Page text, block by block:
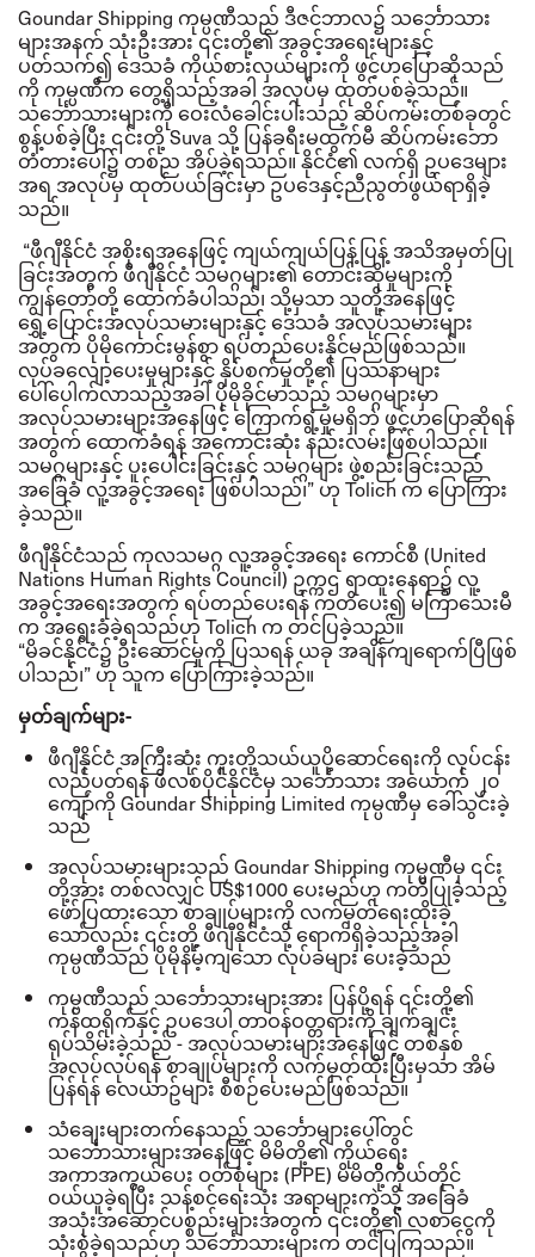
Goundar Shipping ကုမ္ပဏီသည် ဒီဇင်ဘာလ၌ သင်္ဘောသား
များအနက် သုံးဦးအား ၎င်းတို့၏ အခွင့်အရေးများနှင့်
ပတ်သက်၍ ဒေသခံ ကိုယ်စားလှယ်များကို ဖွင့်ဟပြောဆိုသည်
ကို ကုမ္ပဏီက တွေ့ရှိသည့်အခါ အလုပ်မှ ထုတ်ပစ်ခဲ့သည်။
သင်္ဘောသားများကို ဝေးလံခေါင်းပါးသည့် ဆိပ်ကမ်းတစ်ခုတွင်
စွန့်ပစ်ခဲ့ပြီး ၎င်းတို့Suva သို့ ပြန်ခရီးမထွက်မီ ဆိပ်ကမ်းဘော
တံတားပေါ်၌ တစ်ည အိပ်ခဲ့ရသည်။နိုင်ငံ၏ လက်ရှိ ဥပဒေများ
အရ အလုပ်မှ ထုတ်ပယ်ခြင်းမှာ ဥပဒေနှင့်ညီညွတ်ဖွယ်ရာရှိခဲ့
သည်။
“ဖီဂျီနိုင်ငံ အစိုးရအနေဖြင့် ကျယ်ကျယ်ပြန့်ပြန့် အသိအမှတ်ပြု
ခြင်းအတွက် ဖီဂျီနိုင်ငံ သမဂ္ဂများ၏ တောင်းဆိုမှုများကို
ကျွန်တော်တို့ ထောက်ခံပါသည်၊ သို့မှသာ သူတို့အနေဖြင့်
ရွှေ့ပြောင်းအလုပ်သမားများနှင့် ဒေသခံ အလုပ်သမားများ
အတွက် ပိုမိုကောင်းမွန်စွာ ရပ်တည်ပေးနိုင်မည်ဖြစ်သည်။
လုပ်ခလျော့ပေးမှုများနှင့် နှိပ်စက်မှုတို့၏ ပြဿနာများ
ပေါ်ပေါက်လာသည့်အခါ ပိုမိုခိုင်မာသည့် သမဂ္ဂများမှာ
အလုပ်သမားများအနေဖြင့် ကြောက်ရွံ့မှုမရှိဘဲ ဖွင့်ဟပြောဆိုရန်
အတွက် ထောက်ခံရန် အကောင်းဆုံး နည်းလမ်းဖြစ်ပါသည်။
သမဂ္ဂများနှင့် ပူးပေါင်းခြင်းနှင့် သမဂ္ဂများ ဖွဲ့စည်းခြင်းသည်
အခြေခံ လူ့အခွင့်အရေး ဖြစ်ပါသည်၊” ဟု Tolich က ပြောကြား
ခဲ့သည်။
ဖီဂျီနိုင်ငံသည် ကုလသမဂ္ဂ လူ့အခွင့်အရေး ကောင်စီ (United
Nations Human Rights Council)ဥက္ကဌ ရာထူးနေရာ၌ လူ့
အခွင့်အရေးအတွက် ရပ်တည်ပေးရန် ကတိပေး၍ မကြာသေးမီ
က အရွေးခံခဲ့ရသည်ဟု Tolich က တင်ပြခဲ့သည်။
“မိခင်နိုင်ငံ၌ ဦးဆောင်မှုကို ပြသရန် ယခု အချိန်ကျရောက်ပြီဖြစ်
ပါသည်၊” ဟု သူက ပြောကြားခဲ့သည်။
မှတ်ချက်များ-
ဖီဂျီနိုင်ငံ အကြီးဆုံး ကူးတို့သယ်ယူပို့ဆောင်ရေးကို လုပ်ငန်း
လည်ပတ်ရန် ဖိလစ်ပိုင်နိုင်ငံမှ သင်္ဘောသား အယောက် ၂၀
ကျော်ကို Goundar Shipping Limited ကုမ္ပဏီမှ ခေါ်သွင်းခဲ့
သည်
အလုပ်သမားများသည် Goundar Shipping ကုမ္ပဏီမှ ၎င်း
တို့အား တစ်လလျှင်US$1000ပေးမည်ဟု ကတိပြုခဲ့သည့်
ဖော်ပြထားသော စာချုပ်များကို လက်မှတ်ရေးထိုးခဲ့
သော်လည်း ၎င်းတို့ ဖီဂျီနိုင်ငံသို့ ရောက်ရှိခဲ့သည့်အခါ
ကုမ္ပဏီသည် ပိုမိုနိမ့်ကျသော လုပ်ခများ ပေးခဲ့သည်
ကုမ္ပဏီသည် သင်္ဘောသားများအား ပြန်ပို့ရန် ၎င်းတို့၏
ကန်ထရိုက်နှင့် ဥပဒေပါ တာဝန်ဝတ္တရားကို ချက်ချင်း
ရုပ်သိမ်းခဲ့သည်- အလုပ်သမားများအနေဖြင့် တစ်နှစ်
အလုပ်လုပ်ရန် စာချုပ်များကို လက်မှတ်ထိုးပြီးမှသာ အိမ်
ပြန်ရန် လေယာဥ်များ စီစဉ်ပေးမည်ဖြစ်သည်။
သံချေးများတက်နေသည့် သင်္ဘောများပေါ်တွင်
သင်္ဘောသားများအနေဖြင့် မိမိတို့၏ ကိုယ်ရေး
အကာအကွယ်ပေး ဝတ်စုံများ (PPE) မိမိတိို့ကိုယ်တိုင်
ဝယ်ယူခဲ့ရပြီး သန့်စင်ရေးသုံး အရာများကဲ့သို့ အခြေခံ
အသုံးအဆောင်ပစ္စည်းများအတွက် ၎င်းတို့၏ လစာငွေကို
သုံးစွဲခဲ့ရသည်ဟု သင်္ဘောသားများက တင်ပြကြသည်။